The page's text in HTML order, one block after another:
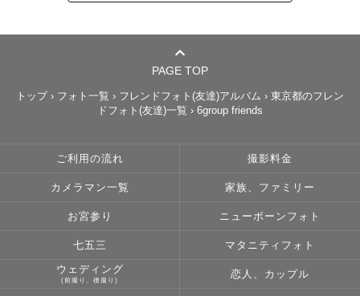
PAGE TOP
トップ › フォト一覧 › フレンドフォト(友達)アルバム › 東京都のフレン
ドフォト(友達)一覧 › 6group friends
ご利用の流れ 撮影料金
カメラマン一覧 家族、ファミリー
お宮参り ニューボーンフォト
七五三 マタニティフォト
ウェディング
(前撮り、後撮り)
恋人、カップル